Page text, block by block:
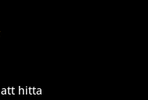
hitta